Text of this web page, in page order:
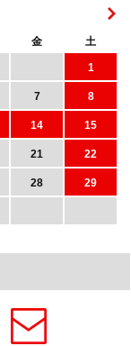
金
土
1
7
8
14
15
21
22
28
29